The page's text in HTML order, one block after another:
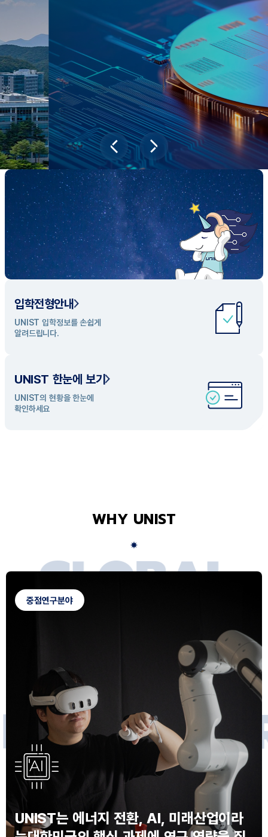
새내기학부에서
전공탐색 프로그램을 통해 나에게 맞는 최
적의 전공을 찾아보세요.
전공탐색 가이드 바로가기
UNIST 학과 소개
UNIST의 개성있는 학과들을
탐색해 보세요
입학전형안내
UNIST 입학정보를 손쉽게
알려드립니다.
UNIST 한눈에 보기
UNIST의 현황을 한눈에
확인하세요
WHY UNIST
GLOBAL
CA S
R
FU TU RE
NNOVATO
S
중점연구분야
UNIST는 에너지 전환, AI, 미래산업이라